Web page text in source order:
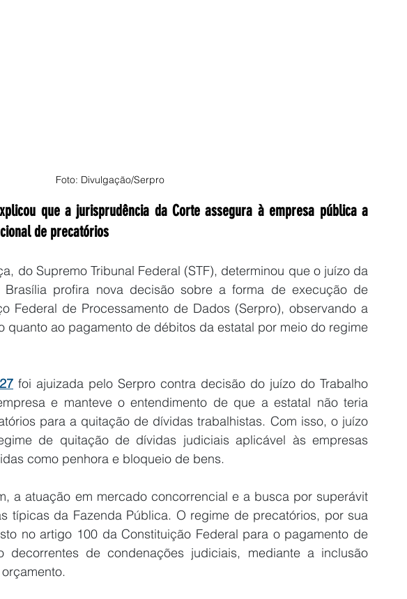
Foto: Divulgação/Serpro
que a jurisprudência da Corte assegura à empresa pública a
de precatórios
do Supremo Tribunal Federal (STF), determinou que o juízo da
Brasília profira nova decisão sobre a forma de execução de
Federal de Processamento de Dados (Serpro), observando a
quanto ao pagamento de débitos da estatal por meio do regime
foi ajuizada pelo Serpro contra decisão do juízo do Trabalho
e manteve o entendimento de que a estatal não teria
para a quitação de dívidas trabalhistas. Com isso, o juízo
de quitação de dívidas judiciais aplicável às empresas
como penhora e bloqueio de bens.
a atuação em mercado concorrencial e a busca por superávit
típicas da Fazenda Pública. O regime de precatórios, por sua
no artigo 100 da Constituição Federal para o pagamento de
de condenações judiciais, mediante a inclusão